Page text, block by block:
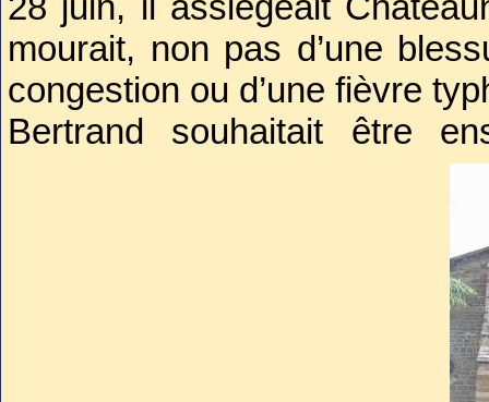
mourait, non pas d’une
congestion ou d’une fièvre
Bertrand souhaitait être
Tiphaine Raguenel dans
Surpassant la traditionnelle
des dépouilles royales en
connétable fut « partagé»
(les siens et ceux du roi)